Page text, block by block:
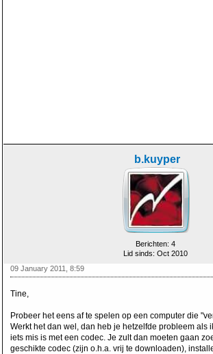
b.kuyper
Berichten: 4
Lid sinds: Oct 2010
09 January 2011, 8:59
Tine,
Probeer het eens af te spelen op een computer die
Werkt het dan wel, dan heb je hetzelfde probleem als
iets mis is met een codec. Je zult dan moeten gaan
geschikte codec (zijn o.h.a. vrij te downloaden),